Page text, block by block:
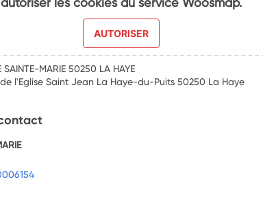
AUTORISER
SAINTE-MARIE 50250 LA HAYE
l'Eglise Saint Jean La Haye-du-Puits 50250 La Haye